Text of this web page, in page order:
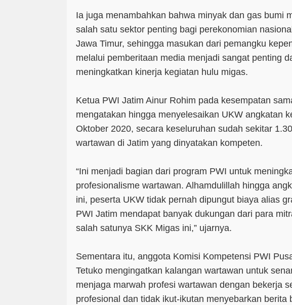
Ia juga menambahkan bahwa minyak dan gas bumi
salah satu sektor penting bagi perekonomian
Jawa Timur, sehingga masukan dari pemangku
melalui pemberitaan media menjadi sangat penting
meningkatkan kinerja kegiatan hulu migas.
Ketua PWI Jatim Ainur Rohim pada kesempatan
mengatakan hingga menyelesaikan UKW angkatan
Oktober 2020, secara keseluruhan sudah sekitar
wartawan di Jatim yang dinyatakan kompeten.
“Ini menjadi bagian dari program PWI untuk
profesionalisme wartawan. Alhamdulillah hingga
ini, peserta UKW tidak pernah dipungut biaya alias
PWI Jatim mendapat banyak dukungan dari para
salah satunya SKK Migas ini,” ujarnya.
Sementara itu, anggota Komisi Kompetensi PWI
Tetuko mengingatkan kalangan wartawan untuk
menjaga marwah profesi wartawan dengan bekerja
profesional dan tidak ikut-ikutan menyebarkan berita